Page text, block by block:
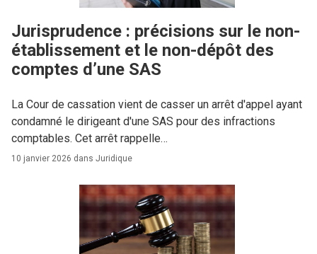
Jurisprudence : précisions sur le non-
établissement et le non-dépôt des
comptes d’une SAS
La Cour de cassation vient de casser un arrêt d'appel ayant
condamné le dirigeant d'une SAS pour des infractions
comptables. Cet arrêt rappelle…
10 janvier 2026 dans Juridique